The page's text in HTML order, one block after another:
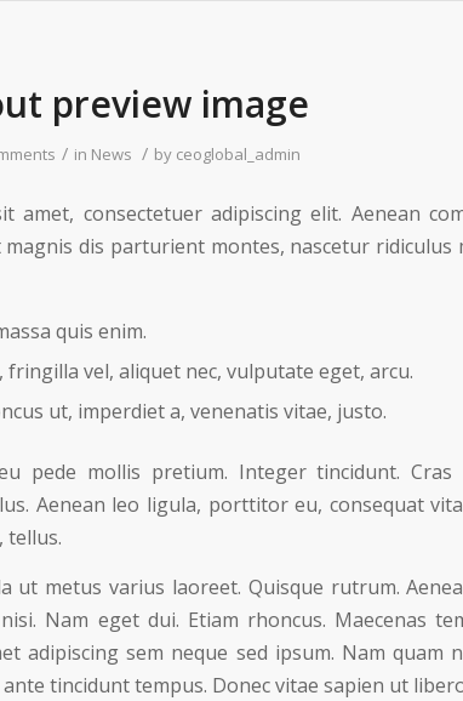
preview image
/ in News / by ceoglobal_admin
amet, consectetuer adipiscing elit. Aenean
dis parturient montes, nascetur ridiculus
quis enim.
fringilla vel, aliquet nec, vulputate eget, arcu.
ut, imperdiet a, venenatis vitae, justo.
pede mollis pretium. Integer tincidunt. Cras
Aenean leo ligula, porttitor eu, consequat
tellus.
ut metus varius laoreet. Quisque rutrum.
Nam eget dui. Etiam rhoncus. Maecenas
adipiscing sem neque sed ipsum. Nam
tincidunt tempus. Donec vitae sapien ut